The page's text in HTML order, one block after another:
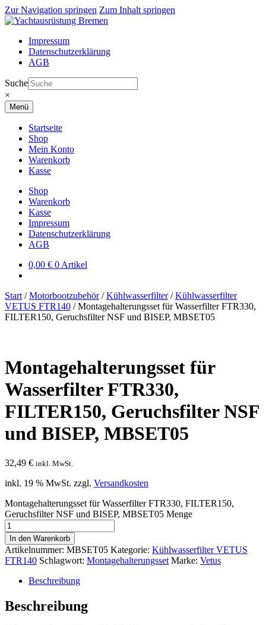
Zur Navigation springen Zum Inhalt springen
Impressum
Datenschutzerklärung
AGB
Suche
×
Menü
Startseite
Shop
Mein Konto
Warenkorb
Kasse
Shop
Warenkorb
Kasse
Impressum
Datenschutzerklärung
AGB
0,00 € 0 Artikel
Start /Motorbootzubehör/Kühlwasserfilter/Kühlwasserfilter
VETUS FTR140 /Montagehalterungsset für Wasserfilter FTR330,
FILTER150, Geruchsfilter NSF und BISEP, MBSET05
Montagehalterungsset für
Wasserfilter FTR330,
FILTER150, Geruchsfilter NSF
und BISEP, MBSET05
32,49 € inkl. MwSt.
inkl. 19 % MwSt. zzgl. Versandkosten
Montagehalterungsset für Wasserfilter FTR330, FILTER150,
Geruchsfilter NSF und BISEP, MBSET05 Menge
In den Warenkorb
Artikelnummer: MBSET05 Kategorie: Kühlwasserfilter VETUS
FTR140 Schlagwort: Montagehalterungsset Marke: Vetus
Beschreibung
Beschreibung